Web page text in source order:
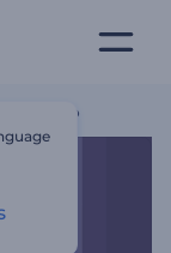
Médio